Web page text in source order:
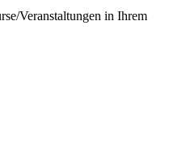
Veranstaltungen in Ihrem